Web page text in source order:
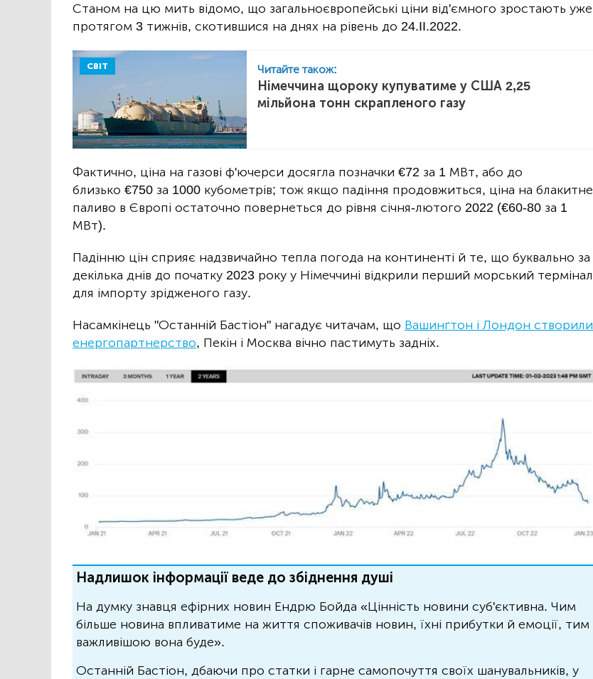
Станом на цю мить відомо, що загальноєвропейські ціни від'ємного зростають уже
протягом 3 тижнів, скотившися на днях на рівень до 24.II.2022.
СВІТ Читайте також:
Німеччина щороку купуватиме у США 2,25
мільйона тонн скрапленого газу
Фактично, ціна на газові ф'ючерси досягла позначки €72 за 1 МВт, або до
близько €750 за 1000 кубометрів; тож якщо падіння продовжиться, ціна на блакитне
паливо в Європі остаточно повернеться до рівня січня-лютого 2022 (€60-80 за 1
МВт).
Падінню цін сприяє надзвичайно тепла погода на континенті й те, що буквально за
декілька днів до початку 2023 року у Німеччині відкрили перший морський термінал
для імпорту зрідженого газу.
Насамкінець "Останній Бастіон" нагадує читачам, що Вашинґтон і Лондон створили
енергопартнерство, Пекін і Москва вічно пастимуть задніх.
Надлишок інформації веде до збіднення душі
На думку знавця ефірних новин Ендрю Бойда «Цінність новини суб'єктивна. Чим
більше новина впливатиме на життя споживачів новин, їхні прибутки й емоції, тим
важливішою вона буде».
Останній Бастіон, дбаючи про статки і гарне самопочуття своїх шанувальників, у